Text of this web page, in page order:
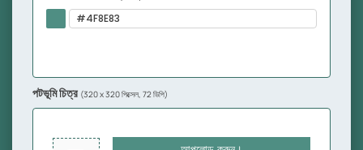
পটভূমি চিত্র (320 x 320 পিক্সেল, 72 ডিপি)